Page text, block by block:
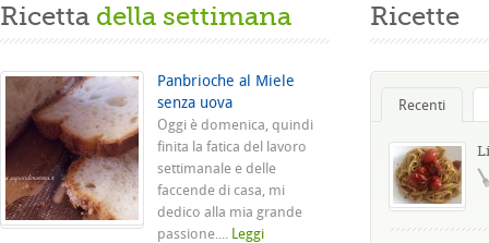
Ricetta della settimana
Panbrioche al Miele
senza uova
Oggi è domenica, quindi
finita la fatica del lavoro
settimanale e delle
faccende di casa, mi
dedico alla mia grande
passione.... Leggi
Ricette
Recenti